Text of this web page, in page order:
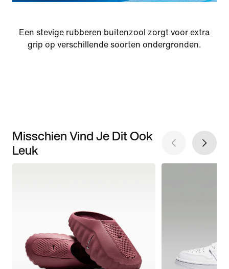
Een stevige rubberen buitenzool zorgt voor extra
grip op verschillende soorten ondergronden.
Misschien Vind Je Dit Ook
Leuk